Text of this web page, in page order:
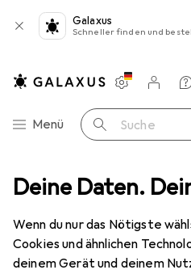
Deine Daten.
Wenn du nur das Nötigste
Cookies und ähnlichen
deinem Gerät und deinem
Galaxus
Schneller finden und
Navigation nach Kategorien
Menü Suche
Einstellungen
Kundenkonto
Merklisten
Warenkorb
Tierbedarf Katze
8